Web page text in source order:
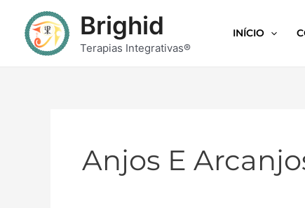
Brighid
Terapias Integrativas®
INÍCIO
Anjos E